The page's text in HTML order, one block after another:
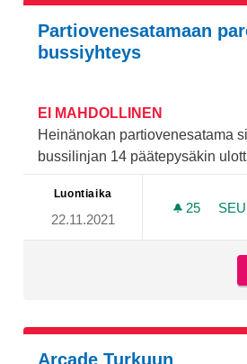
Partiovenesatamaan
bussiyhteys
EI MAHDOLLINEN
Heinänokan partiovenesatama
bussilinjan 14 päätepysäkin
Luontiaika
22.11.2021
25 25
Arcade Turkuun